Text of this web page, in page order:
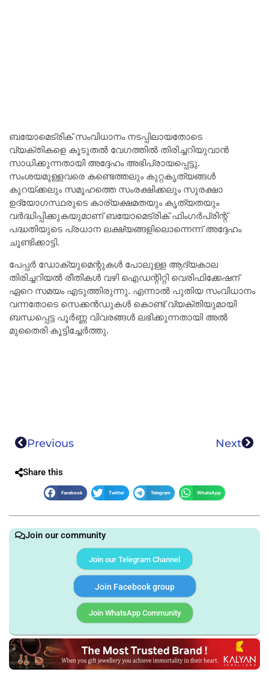
ബയോമെട്രിക് സംവിധാനം നടപ്പിലായതോടെ
വ്യക്തികളെ കൂടുതൽ വേഗത്തിൽ തിരിച്ചറിയുവാൻ
സാധിക്കുന്നതായി അദ്ദേഹം അഭിപ്രായപ്പെട്ടു.
സംശയമുള്ളവരെ കണ്ടെത്തലും കുറ്റകൃത്യങ്ങൾ
കുറയ്ക്കലും സമൂഹത്തെ സംരക്ഷിക്കലും സുരക്ഷാ
ഉദ്യോഗസ്ഥരുടെ കാര്യക്ഷമതയും കൃത്യതയും
വർദ്ധിപ്പിക്കുകയുമാണ് ബയോമെട്രിക് ഫിംഗർപ്രിന്റ്
പദ്ധതിയുടെ പ്രധാന ലക്ഷ്യങ്ങളിലൊന്നെന്ന് അദ്ദേഹം
ചൂണ്ടിക്കാട്ടി.
പേപ്പർ ഡോക്യുമെന്റുകൾ പോലുള്ള ആദ്യകാല
തിരിച്ചറിയൽ രീതികൾ വഴി ഐഡന്റിറ്റി വെരിഫിക്കേഷന്
ഏറെ സമയം എടുത്തിരുന്നു. എന്നാൽ പുതിയ സംവിധാനം
വന്നതോടെ സെക്കൻഡുകൾ കൊണ്ട് വ്യക്തിയുമായി
ബന്ധപ്പെട്ട പൂർണ്ണ വിവരങ്ങൾ ലഭിക്കുന്നതായി അൽ
മുതൈരി കൂട്ടിച്ചേർത്തു.
Previous Next
Share this
Facebook Twitter Telegram WhatsApp
Join our community
Join our Telegram Channel
Join Facebook group
Join WhatsApp Community